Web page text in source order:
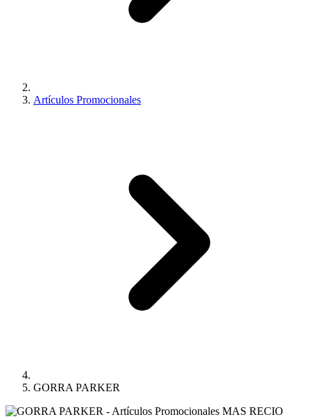
Artículos Promocionales
GORRA PARKER